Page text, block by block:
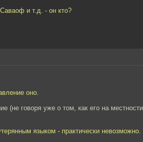
и т.д. - он кто?
оно.
(не говоря уже о том, как его на
языком - практически невозможно.